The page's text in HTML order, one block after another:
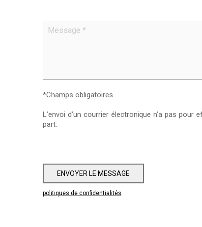
*Champs obligatoires
L’envoi d’un courrier électronique n’a pas
part.
ENVOYER LE MESSAGE
politiques de confidentialités